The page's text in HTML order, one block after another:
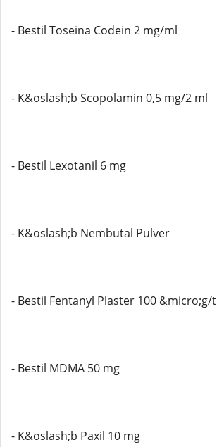
- Bestil Toseina Codein 2 mg/ml
- K&oslash;b Scopolamin 0,5 mg/2 ml
- Bestil Lexotanil 6 mg
- K&oslash;b Nembutal Pulver
- Bestil Fentanyl Plaster 100 &micro;g/t
- Bestil MDMA 50 mg
- K&oslash;b Paxil 10 mg